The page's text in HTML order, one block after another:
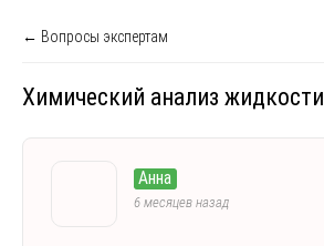
← Вопросы экспертам
Химический анализ жидкости
Анна
6 месяцев назад